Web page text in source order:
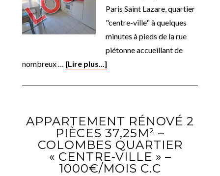
Paris Saint Lazare, quartier
"centre-ville" à quelques
minutes à pieds de la rue
piétonne accueillant de
nombreux … [Lire plus...]
APPARTEMENT RÉNOVÉ 2
PIÈCES 37,25M² –
COLOMBES QUARTIER
« CENTRE-VILLE » –
1000€/MOIS C.C